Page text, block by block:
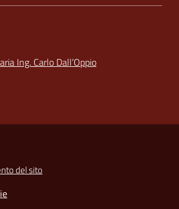
Ing. Carlo Dall’Oppio
del sito